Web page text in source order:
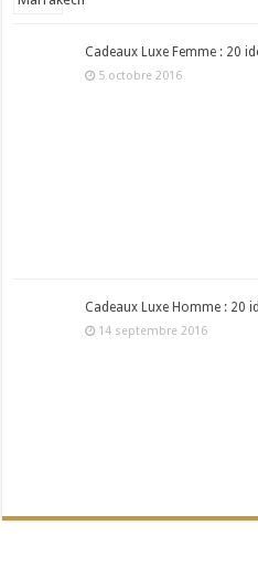
Cadeaux Luxe Femme : 20
5 octobre 2016
Cadeaux Luxe Homme : 20
14 septembre 2016